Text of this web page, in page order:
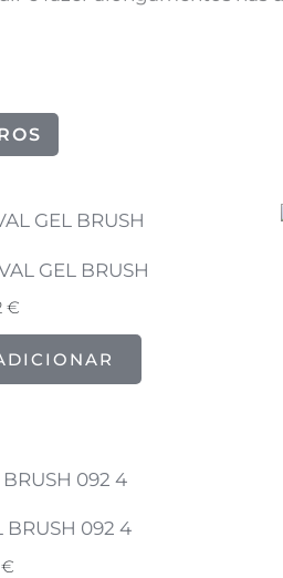
GEL BRUSH
€
BRUSH 092 4
€